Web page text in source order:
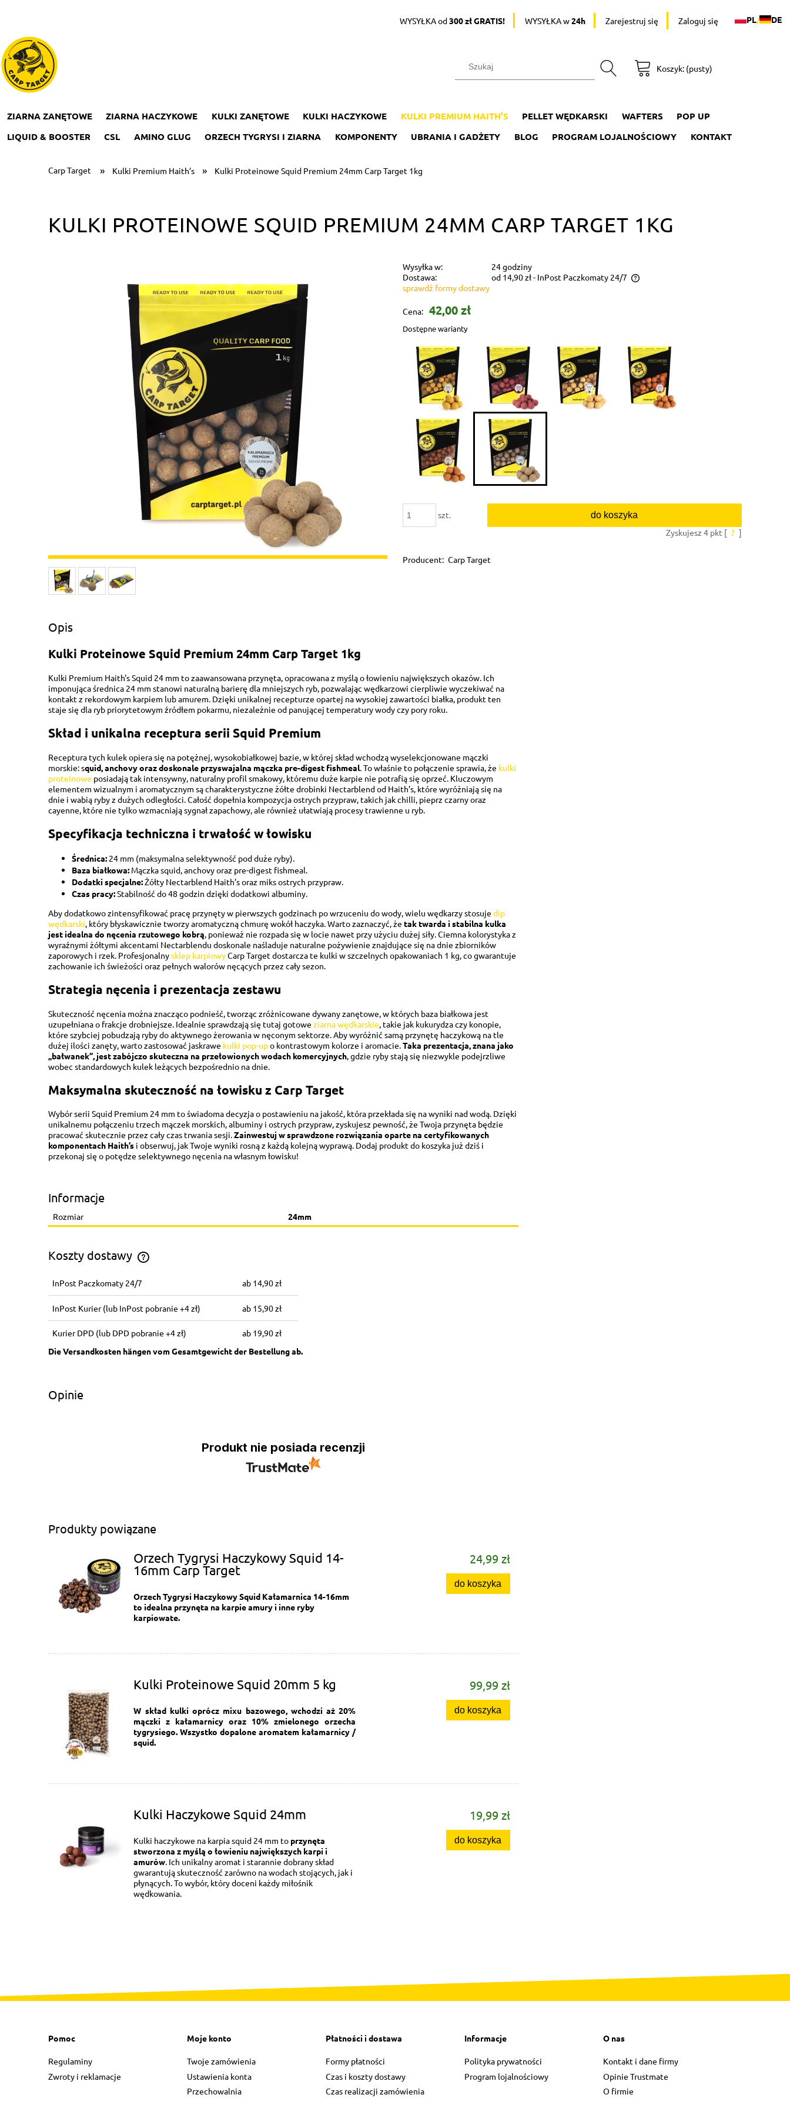
WYSYŁKA od300 zł GRATIS! WYSYŁKA w24h Zarejestruj się Zaloguj się PL/ DE
Koszyk: (pusty)
ZIARNA ZANĘTOWE ZIARNA HACZYKOWE KULKI ZANĘTOWE KULKI HACZYKOWE KULKI PREMIUM HAITH’S PELLET WĘDKARSKI WAFTERS
POP UP
LIQUID & BOOSTER
CSL AMINO GLUG ORZECH TYGRYSI I ZIARNA KOMPONENTY UBRANIA I GADŻETY BLOG PROGRAM LOJALNOŚCIOWY KONTAKT
Carp Target » Kulki Premium Haith’s » Kulki Proteinowe Squid Premium 24mm Carp Target 1kg
KULKI PROTEINOWE SQUID PREMIUM 24MM CARP TARGET 1KG
Wysyłka w:
24 godziny
Dostawa:
od 14,90 zł- InPost Paczkomaty 24/7
sprawdź formy dostawy
Cena: 42,00 zł
Dostępne warianty
szt.
do koszyka
Zyskujesz 4pkt [ ? ]
Producent: Carp Target
Opis
Kulki Proteinowe Squid Premium 24mm Carp Target 1kg
Kulki Premium Haith's Squid 24 mm to zaawansowana przynęta, opracowana z myślą o łowieniu największych okazów. Ich
imponująca średnica 24 mm stanowi naturalną barierę dla mniejszych ryb, pozwalając wędkarzowi cierpliwie wyczekiwać na
kontakt z rekordowym karpiem lub amurem. Dzięki unikalnej recepturze opartej na wysokiej zawartości białka, produkt ten
staje się dla ryb priorytetowym źródłem pokarmu, niezależnie od panującej temperatury wody czy pory roku.
Skład i unikalna receptura serii Squid Premium
Receptura tych kulek opiera się na potężnej, wysokobiałkowej bazie, w której skład wchodzą wyselekcjonowane mączki
morskie: squid, anchovy oraz doskonale przyswajalna mączka pre-digest fishmeal. To właśnie to połączenie sprawia, że kulki
proteinowe posiadają tak intensywny, naturalny profil smakowy, któremu duże karpie nie potrafią się oprzeć. Kluczowym
elementem wizualnym i aromatycznym są charakterystyczne żółte drobinki Nectarblend od Haith’s, które wyróżniają się na
dnie i wabią ryby z dużych odległości. Całość dopełnia kompozycja ostrych przypraw, takich jak chilli, pieprz czarny oraz
cayenne, które nie tylko wzmacniają sygnał zapachowy, ale również ułatwiają procesy trawienne u ryb.
Specyfikacja techniczna i trwałość w łowisku
Średnica: 24 mm (maksymalna selektywność pod duże ryby).
Baza białkowa: Mączka squid, anchovy oraz pre-digest fishmeal.
Dodatki specjalne:Żółty Nectarblend Haith’s oraz miks ostrych przypraw.
Czas pracy:Stabilność do 48 godzin dzięki dodatkowi albuminy.
Aby dodatkowo zintensyfikować pracę przynęty w pierwszych godzinach po wrzuceniu do wody, wielu wędkarzy stosuje dip
wędkarski, który błyskawicznie tworzy aromatyczną chmurę wokół haczyka. Warto zaznaczyć, że tak twarda i stabilna kulka
jest idealna do nęcenia rzutowego kobrą, ponieważ nie rozpada się w locie nawet przy użyciu dużej siły. Ciemna kolorystyka z
wyraźnymi żółtymi akcentami Nectarblendu doskonale naśladuje naturalne pożywienie znajdujące się na dnie zbiorników
zaporowych i rzek. Profesjonalnysklep karpiowyCarp Target dostarcza te kulki w szczelnych opakowaniach 1 kg, co gwarantuje
zachowanie ich świeżości oraz pełnych walorów nęcących przez cały sezon.
Strategia nęcenia i prezentacja zestawu
Skuteczność nęcenia można znacząco podnieść, tworząc zróżnicowane dywany zanętowe, w których baza białkowa jest
uzupełniana o frakcje drobniejsze. Idealnie sprawdzają się tutaj gotowe ziarna wędkarskie , takie jak kukurydza czy konopie,
które szybciej pobudzają ryby do aktywnego żerowania w nęconym sektorze. Aby wyróżnić samą przynętę haczykową na tle
dużej ilości zanęty, warto zastosować jaskrawe kulki pop-upo kontrastowym kolorze i aromacie. Taka prezentacja, znana jako
„bałwanek”, jest zabójczo skuteczna na przełowionych wodach komercyjnych , gdzie ryby stają się niezwykle podejrzliwe
wobec standardowych kulek leżących bezpośrednio na dnie.
Maksymalna skuteczność na łowisku z Carp Target
Wybór serii Squid Premium 24 mm to świadoma decyzja o postawieniu na jakość, która przekłada się na wyniki nad wodą. Dzięki
unikalnemu połączeniu trzech mączek morskich, albuminy i ostrych przypraw, zyskujesz pewność, że Twoja przynęta będzie
pracować skutecznie przez cały czas trwania sesji.Zainwestuj w sprawdzone rozwiązania oparte na certyfikowanych
komponentach Haith’s i obserwuj, jak Twoje wyniki rosną z każdą kolejną wyprawą. Dodaj produkt do koszyka już dziś i
przekonaj się o potędze selektywnego nęcenia na własnym łowisku!
Informacje
Rozmiar 24mm
Koszty dostawy
Koszt dostawy zależy od wagi całego
zamówienia
InPost Paczkomaty 24/7 14,90 zł
InPost Kurier(lub InPost pobranie +4 zł) 15,90 zł
Kurier DPD (lub DPD pobranie +4 zł) 19,90 zł
Opinie
Produkt nie posiada recenzji
Produkty powiązane
Orzech Tygrysi Haczykowy Squid 14-
16mm Carp Target
Orzech Tygrysi Haczykowy Squid Kałamarnica 14-16mm
to idealna przynęta na karpie amury i inne ryby
karpiowate.
24,99 zł
do koszyka
Kulki Proteinowe Squid 20mm 5 kg
W skład kulki oprócz mixu bazowego, wchodzi aż 20%
mączki z kałamarnicy oraz 10% zmielonego orzecha
tygrysiego. Wszystkodopalone aromatem kałamarnicy /
squid.
99,99 zł
do koszyka
Kulki Haczykowe Squid 24mm
Kulki haczykowe na karpia squid 24 mm to przynęta
stworzona z myślą o łowieniu największych karpi i
amurów. Ich unikalny aromat i starannie dobrany skład
gwarantują skuteczność zarówno na wodach stojących, jak i
płynących. To wybór, który doceni każdy miłośnik
wędkowania.
19,99 zł
do koszyka
Pomoc
Regulaminy
Zwroty i reklamacje
Moje konto
Twoje zamówienia
Ustawienia konta
Przechowalnia
Płatności i dostawa
Formy płatności
Czas i koszty dostawy
Czas realizacji zamówienia
Informacje
Polityka prywatności
Program lojalnościowy
O nas
Kontakt i dane firmy
Opinie Trustmate
O firmie